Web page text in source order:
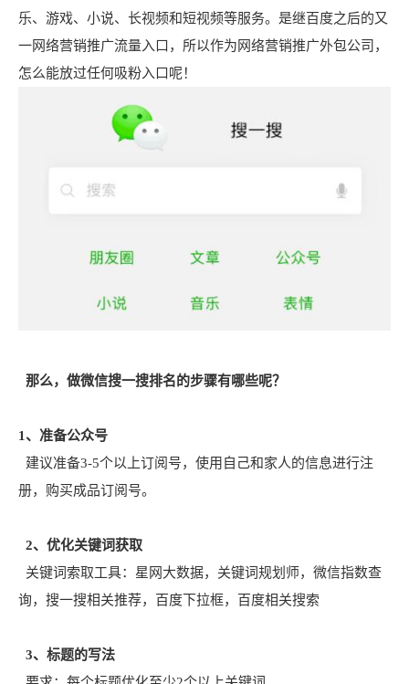
乐、游戏、小说、长视频和短视频等服务。是继百度之后的又
一网络营销推广流量入口，所以作为网络营销推广外包公司，
怎么能放过任何吸粉入口呢！
那么，做微信搜一搜排名的步骤有哪些呢？
1、准备公众号
建议准备3-5个以上订阅号，使用自己和家人的信息进行注
册，购买成品订阅号。
2、优化关键词获取
关键词索取工具：星网大数据，关键词规划师，微信指数查
询，搜一搜相关推荐，百度下拉框，百度相关搜索
3、标题的写法